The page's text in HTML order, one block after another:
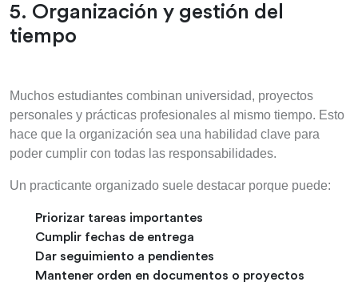
5. Organización y gestión del
tiempo
Muchos estudiantes combinan universidad, proyectos
personales y prácticas profesionales al mismo tiempo. Esto
hace que la organización sea una habilidad clave para
poder cumplir con todas las responsabilidades.
Un practicante organizado suele destacar porque puede:
Priorizar tareas importantes
Cumplir fechas de entrega
Dar seguimiento a pendientes
Mantener orden en documentos o proyectos